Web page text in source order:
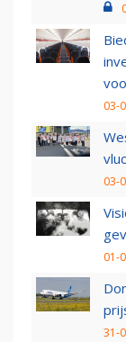
03-
03-
01-
31-